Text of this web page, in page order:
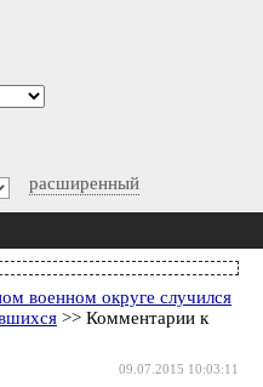
расширенный
военном округе случился
>> Комментарии к
09.07.2015 10:03:11